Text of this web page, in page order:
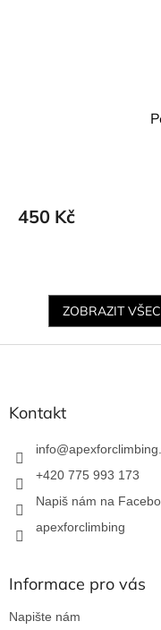
450 Kč
ZOBRAZIT
Z
Kontakt
info@
+420 775 993 173
Napiš nám na
apexforclimbing
Informace pro vás
Napište nám